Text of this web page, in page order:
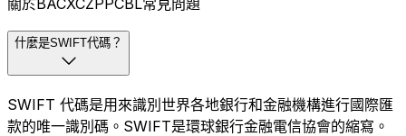
關於BACXCZPPCBL常見問題
什麼是SWIFT代碼？
SWIFT 代碼是用來識別世界各地銀行和金融機構進行國際匯
款的唯一識別碼。SWIFT是環球銀行金融電信協會的縮寫。